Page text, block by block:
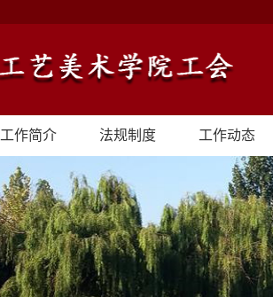
工作简介 法规制度 工作动态